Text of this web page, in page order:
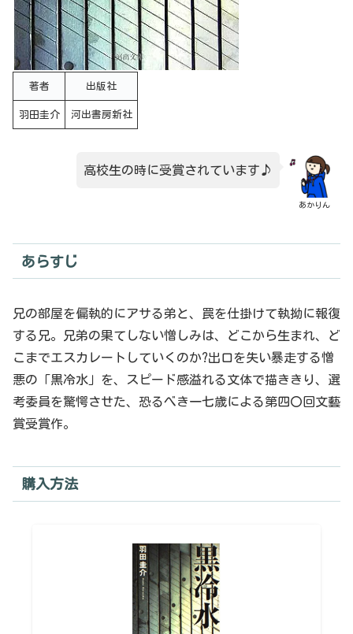
著者 出版社
羽田圭介 河出書房新社
あかりん
高校生の時に受賞されています♪
あらすじ
兄の部屋を偏執的にアサる弟と、罠を仕掛けて執拗に報復
する兄。兄弟の果てしない憎しみは、どこから生まれ、ど
こまでエスカレートしていくのか?出口を失い暴走する憎
悪の「黒冷水」を、スピード感溢れる文体で描ききり、選
考委員を驚愕させた、恐るべき一七歳による第四〇回文藝
賞受賞作。
購入方法